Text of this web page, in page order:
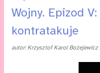
z całej starej trylogii jest
Wojny. Epizod
kontratakuje
autor:Krzysztof Karol Bożejewicz